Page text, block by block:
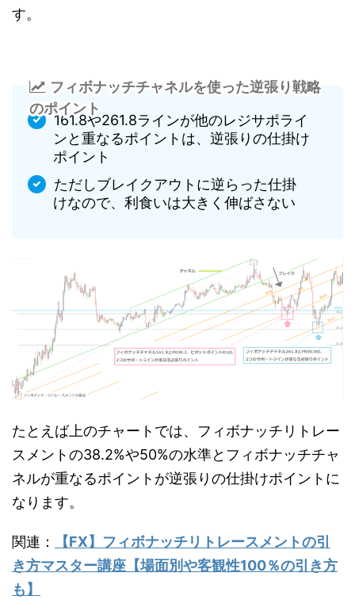
す。
フィボナッチチャネルを使った逆張り戦略
のポイント
161.8や261.8ラインが他のレジサポライ
ンと重なるポイントは、逆張りの仕掛け
ポイント
ただしブレイクアウトに逆らった仕掛
けなので、利食いは大きく伸ばさない
たとえば上のチャートでは、フィボナッチリトレー
スメントの38.2%や50%の水準とフィボナッチチャ
ネルが重なるポイントが逆張りの仕掛けポイントに
なります。
関連：
【FX】フィボナッチリトレースメントの引
き方マスター講座【場面別や客観性100％の引き方
も】